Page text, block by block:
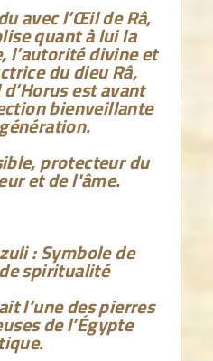
avec l’Œil de Râ,
quant à lui la
l’autorité divine et
du dieu Râ,
est avant
bienveillante
protecteur du
et de l'âme.
: Symbole de
spiritualité
l’une des pierres
de l’Égypte